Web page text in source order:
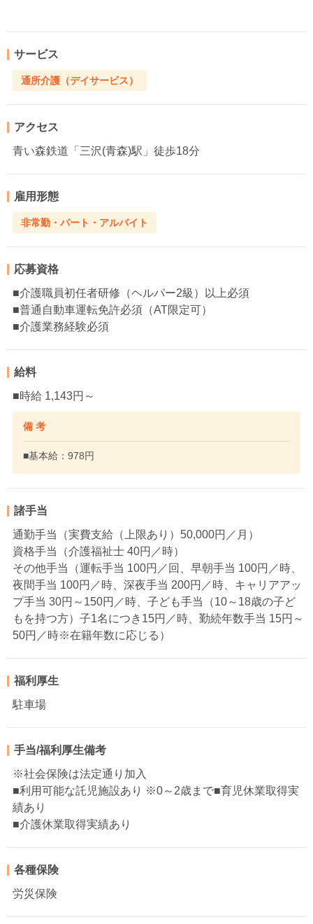
サービス
通所介護（デイサービス）
アクセス
青い森鉄道「三沢(青森)駅」徒歩18分
雇用形態
非常勤・パート・アルバイト
応募資格
■介護職員初任者研修（ヘルパー2級）以上必須
■普通自動車運転免許必須（AT限定可）
■介護業務経験必須
給料
■時給 1,143円～
備 考
■基本給：978円
諸手当
通勤手当（実費支給（上限あり）50,000円／月）
資格手当（介護福祉士 40円／時）
その他手当（運転手当 100円／回、早朝手当 100円／時、
夜間手当 100円／時、深夜手当 200円／時、キャリアアッ
プ手当 30円～150円／時、子ども手当（10～18歳の子ど
もを持つ方）子1名につき15円／時、勤続年数手当 15円～
50円／時※在籍年数に応じる）
福利厚生
駐車場
手当/福利厚生備考
※社会保険は法定通り加入
■利用可能な託児施設あり ※0～2歳まで■育児休業取得実
績あり
■介護休業取得実績あり
各種保険
労災保険